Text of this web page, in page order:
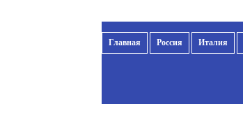
Главная Россия Италия